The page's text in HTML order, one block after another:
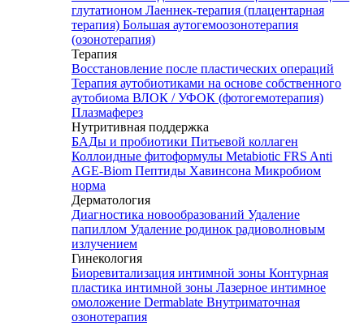
глутатионом Лаеннек-терапия (плацентарная
терапия) Большая аутогемоозонотерапия
(озонотерапия)
Терапия
Восстановление после пластических операций
Терапия аутобиотиками на основе собственного
аутобиома ВЛОК / УФОК (фотогемотерапия)
Плазмаферез
Нутритивная поддержка
БАДы и пробиотики Питьевой коллаген
Коллоидные фитоформулы Metabiotic FRS Anti
AGE-Biom Пептиды Хавинсона Микробиом
норма
Дерматология
Диагностика новообразований Удаление
папиллом Удаление родинок радиоволновым
излучением
Гинекология
Биоревитализация интимной зоны Контурная
пластика интимной зоны Лазерное интимное
омоложение Dermablate Внутриматочная
озонотерапия